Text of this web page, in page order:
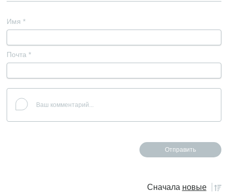
Имя *
Почта *
Сначала новые